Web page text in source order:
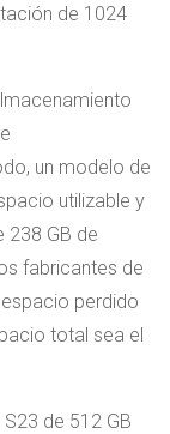
de 1024
un modelo de
utilizable y
238 GB de
fabricantes de
perdido
total sea el
de 512 GB